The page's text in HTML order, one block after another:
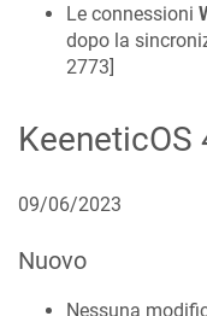
Le connessioni
dopo la
2773]
KeeneticOS
09/06/2023
Nuovo
Nessuna